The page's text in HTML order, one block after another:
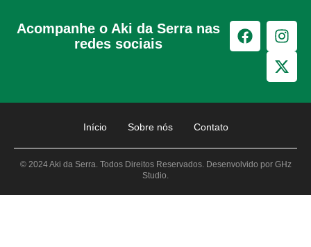
Acompanhe o Aki da Serra nas
redes sociais
Início Sobre nós Contato
© 2024 Aki da Serra. Todos Direitos Reservados. Desenvolvido por GHz
Studio.